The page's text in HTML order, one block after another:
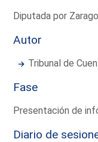
Diputada por
Autor
Tribunal de
Fase
Presentación de
Diario de